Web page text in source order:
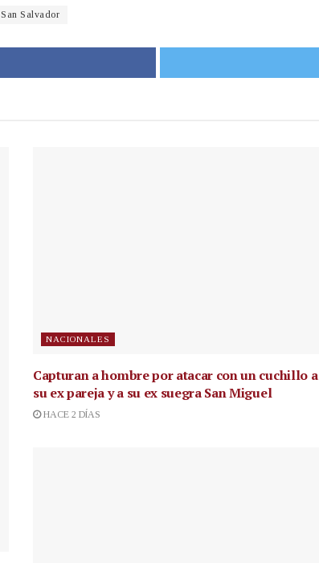
San Salvador
NACIONALES
Capturan a hombre por atacar con un cuchillo a
su ex pareja y a su ex suegra San Miguel
HACE 2 DÍAS